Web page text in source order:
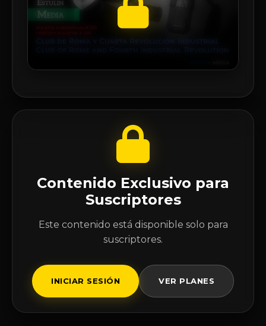
Contenido Exclusivo para
Suscriptores
Este contenido está disponible solo para
suscriptores.
INICIAR SESIÓN VER PLANES